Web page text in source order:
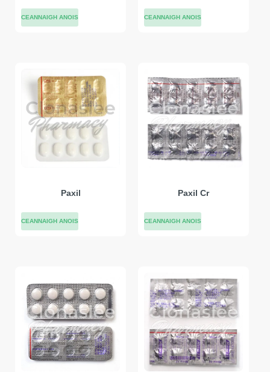
CEANNAIGH ANOIS CEANNAIGH ANOIS
Paxil
CEANNAIGH ANOIS
Paxil Cr
CEANNAIGH ANOIS